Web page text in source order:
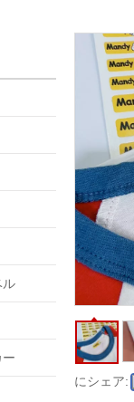
ル
にシェア: